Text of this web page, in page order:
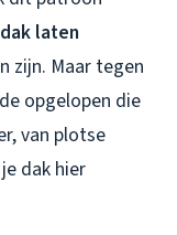
dak laten
zijn. Maar tegen
opgelopen die
van plotse
dak hier